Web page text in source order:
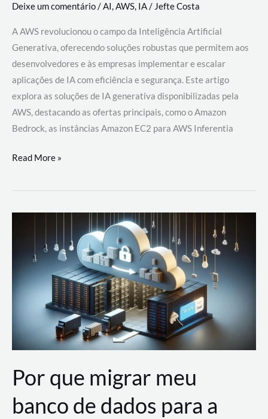
Deixe um comentário/AI,AWS, IA/Jefte Costa
A AWS revolucionou o campo da Inteligência Artificial
Generativa, oferecendo soluções robustas que permitem aos
desenvolvedores e às empresas implementar e escalar
aplicações de IA com eficiência e segurança. Este artigo
explora as soluções de IA generativa disponibilizadas pela
AWS, destacando as ofertas principais, como o Amazon
Bedrock, as instâncias Amazon EC2 para AWS Inferentia
Utilizando
Soluções
AWS
Read More »
Por que migrar meu
banco de dados para a